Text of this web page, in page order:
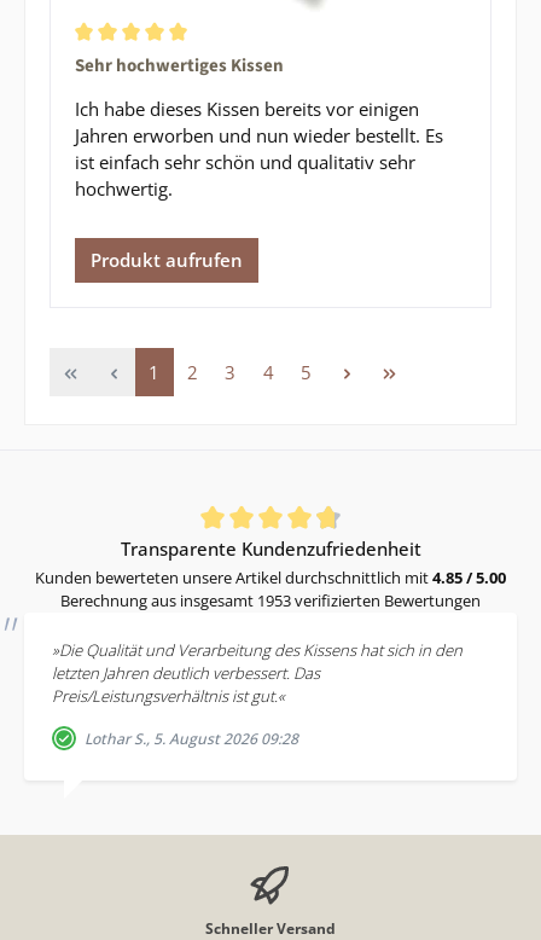
Durchschnittliche Bewertung von 5 von 5 Sternen
Sehr hochwertiges Kissen
Ich habe dieses Kissen bereits vor einigen
Jahren erworben und nun wieder bestellt. Es
ist einfach sehr schön und qualitativ sehr
hochwertig.
Produkt aufrufen
Seite
1 Seite
2 Seite
3 Seite
4 Seite
5
Durchschnittliche Bewertung von 4.85 von 5 Sternen
Transparente Kundenzufriedenheit
Kunden bewerteten unsere Artikel durchschnittlich mit4.85 / 5.00
Berechnung aus insgesamt 1953 verifizierten Bewertungen
»Die Qualität und Verarbeitung des Kissens hat sich in den
letzten Jahren deutlich verbessert. Das
Preis/Leistungsverhältnis ist gut.«
Lothar S., 5. August 2026 09:28
Schneller Versand